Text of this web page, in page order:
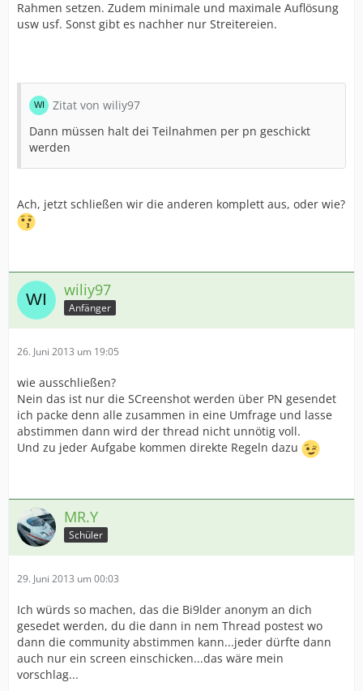
Rahmen setzen. Zudem minimale und maximale Auflösung
usw usf. Sonst gibt es nachher nur Streitereien.
Zitat von wiliy97
Dann müssen halt dei Teilnahmen per pn geschickt
werden
Ach, jetzt schließen wir die anderen komplett aus, oder wie?
wiliy97
Anfänger
26. Juni 2013 um 19:05
wie ausschließen?
Nein das ist nur die SCreenshot werden über PN gesendet
ich packe denn alle zusammen in eine Umfrage und lasse
abstimmen dann wird der thread nicht unnötig voll.
Und zu jeder Aufgabe kommen direkte Regeln dazu
MR.Y
Schüler
29. Juni 2013 um 00:03
Ich würds so machen, das die Bi9lder anonym an dich
gesedet werden, du die dann in nem Thread postest wo
dann die community abstimmen kann...jeder dürfte dann
auch nur ein screen einschicken...das wäre mein
vorschlag...